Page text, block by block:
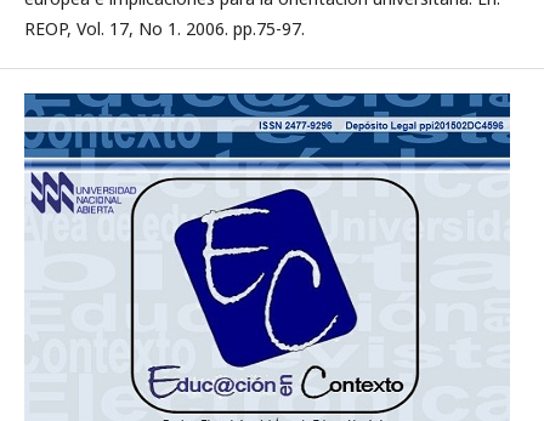
REOP, Vol. 17, No 1. 2006. pp.75-97.